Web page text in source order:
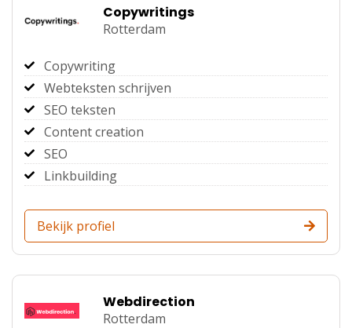
Copywritings
Rotterdam
Copywriting
Webteksten schrijven
SEO teksten
Content creation
SEO
Linkbuilding
Bekijk profiel
Webdirection
Rotterdam